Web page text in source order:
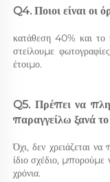
Q4. Ποιοι είναι οι
κατάθεση 40% και
στείλουμε
έτοιμο.
Q5. Πρέπει να
παραγγείλω ξανά το
Όχι, δεν χρειάζεται
ίδιο σχέδιο,
χρόνια.